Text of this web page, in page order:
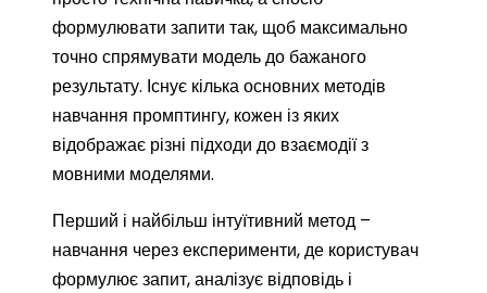
формулювати запити так, щоб максимально
точно спрямувати модель до бажаного
результату. Існує кілька основних методів
навчання промптингу, кожен із яких
відображає різні підходи до взаємодії з
мовними моделями.
Перший і найбільш інтуїтивний метод –
навчання через експерименти, де користувач
формулює запит, аналізує відповідь і